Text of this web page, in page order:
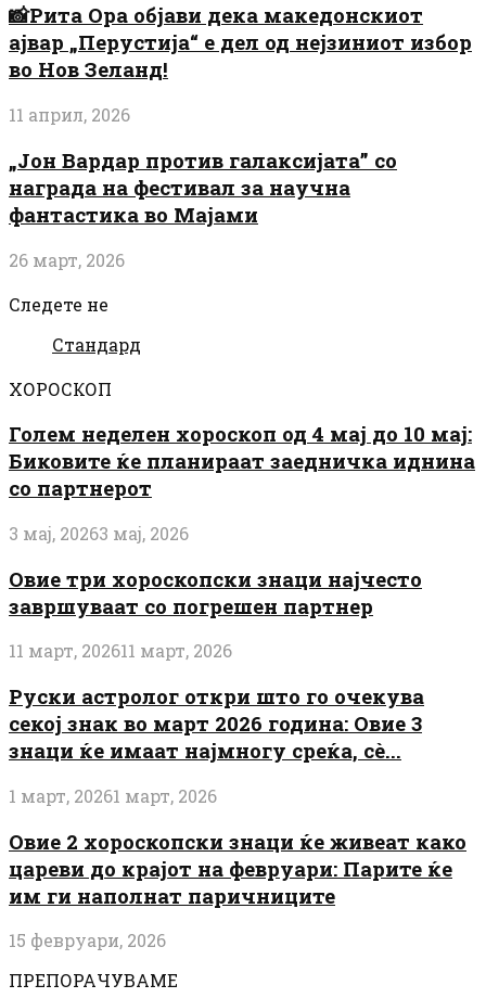
📸Рита Ора објави дека македонскиот
ајвар „Перустија“ е дел од нејзиниот избор
во Нов Зеланд!
11 април, 2026
„Јон Вардар против галаксијата” со
награда на фестивал за научна
фантастика во Мајами
26 март, 2026
Следете не
Стандард
ХОРОСКОП
Голем неделен хороскоп од 4 мај до 10 мај:
Биковите ќе планираат заедничка иднина
со партнерот
3 мај, 20263 мај, 2026
Овие три хороскопски знаци најчесто
завршуваат со погрешен партнер
11 март, 202611 март, 2026
Руски астролог откри што го очекува
секој знак во март 2026 година: Овие 3
знаци ќе имаат најмногу среќа, сè...
1 март, 20261 март, 2026
Овие 2 хороскопски знаци ќе живеат како
цареви до крајот на февруари: Парите ќе
им ги наполнат паричниците
15 февруари, 2026
ПРЕПОРАЧУВАМЕ